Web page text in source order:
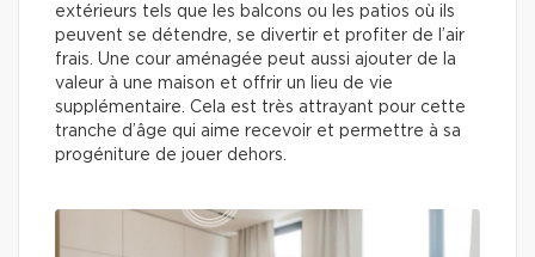
extérieurs tels que les balcons ou les patios où ils
peuvent se détendre, se divertir et profiter de l’air
frais. Une cour aménagée peut aussi ajouter de la
valeur à une maison et offrir un lieu de vie
supplémentaire. Cela est très attrayant pour cette
tranche d’âge qui aime recevoir et permettre à sa
progéniture de jouer dehors.